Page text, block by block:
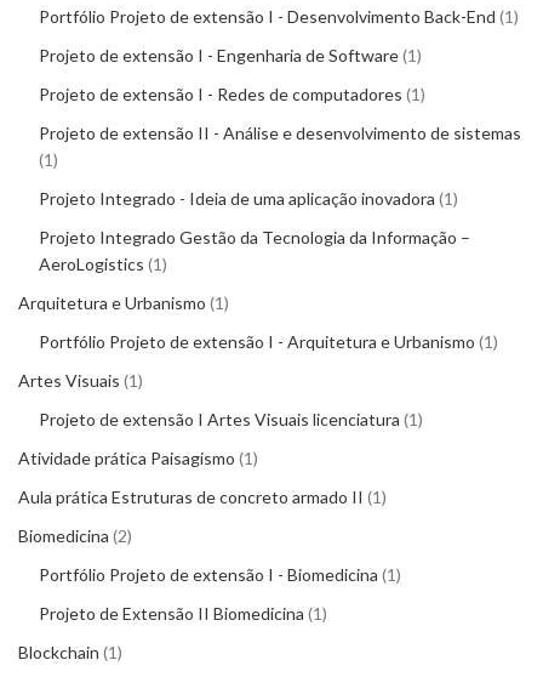
Portfólio Projeto de extensão I - Desenvolvimento Back-End 1
Projeto de extensão I - Engenharia de Software 1
Projeto de extensão I - Redes de computadores 1
Projeto de extensão II - Análise e desenvolvimento de sistemas
1
Projeto Integrado - Ideia de uma aplicação inovadora 1
Projeto Integrado Gestão da Tecnologia da Informação –
AeroLogistics 1
Arquitetura e Urbanismo 1
Portfólio Projeto de extensão I - Arquitetura e Urbanismo 1
Artes Visuais 1
Projeto de extensão I Artes Visuais licenciatura 1
Atividade prática Paisagismo 1
Aula prática Estruturas de concreto armado II 1
Biomedicina 2
Portfólio Projeto de extensão I - Biomedicina 1
Projeto de Extensão II Biomedicina 1
Blockchain 1